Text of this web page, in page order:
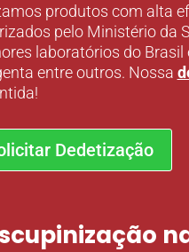
produtos com alta
pelo Ministério da
laboratórios do Brasil
entre outros. Nossa
Dedetização